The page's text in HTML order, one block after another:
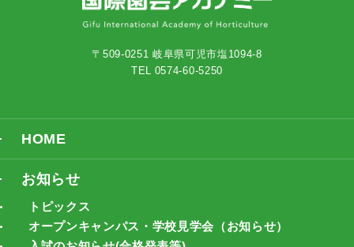
〒509-0251 岐阜県可児市塩1094-8
TEL 0574-60-5250
HOME
お知らせ
トピックス
オープンキャンパス・学校見学会（お知らせ）